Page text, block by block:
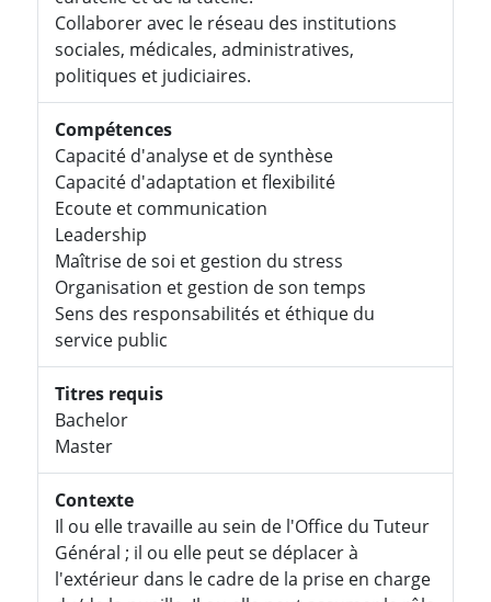
Collaborer avec le réseau des institutions
sociales, médicales, administratives,
politiques et judiciaires.
Compétences
Capacité d'analyse et de synthèse
Capacité d'adaptation et flexibilité
Ecoute et communication
Leadership
Maîtrise de soi et gestion du stress
Organisation et gestion de son temps
Sens des responsabilités et éthique du
service public
Titres requis
Bachelor
Master
Contexte
Il ou elle travaille au sein de l'Office du Tuteur
Général ; il ou elle peut se déplacer à
l'extérieur dans le cadre de la prise en charge